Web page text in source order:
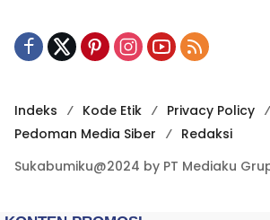
Indeks Kode Etik Privacy Policy
Pedoman Media Siber
Redaksi
Sukabumiku@2024 by PT Mediaku